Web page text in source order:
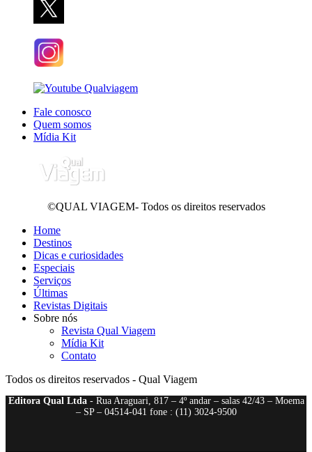
Fale conosco
Quem somos
Mídia Kit
©QUAL VIAGEM- Todos os direitos reservados
Home
Destinos
Dicas e curiosidades
Especiais
Serviços
Últimas
Revistas Digitais
Sobre nós
Revista Qual Viagem
Mídia Kit
Contato
Todos os direitos reservados - Qual Viagem
Editora Qual Ltda- Rua Araguari, 817 – 4º andar – salas 42/43 – Moema
– SP – 04514-041 fone : (11) 3024-9500